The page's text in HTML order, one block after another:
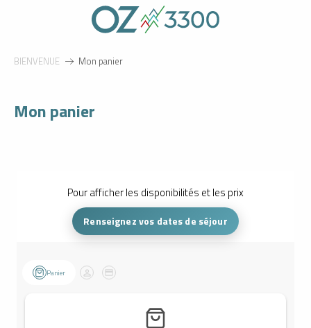
principal
BIENVENUE Mon panier
Mon panier
Pour afficher les disponibilités et les prix
Renseignez vos dates de séjour
Panier Client